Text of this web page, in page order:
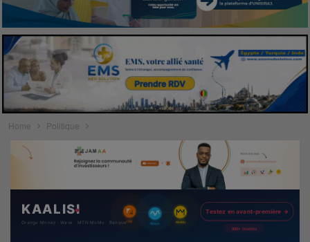
Home Politique